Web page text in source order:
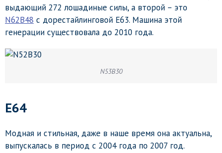
выдающий 272 лошадиные силы, а второй – это
N62B48 с дорестайлинговой E63. Машина этой
генерации существовала до 2010 года.
N53B30
E64
Модная и стильная, даже в наше время она актуальна,
выпускалась в период с 2004 года по 2007 год.